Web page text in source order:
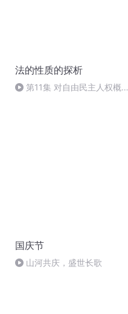
法的性质的探析
第11集 对自由民主人权概念
国庆节
山河共庆，盛世长歌